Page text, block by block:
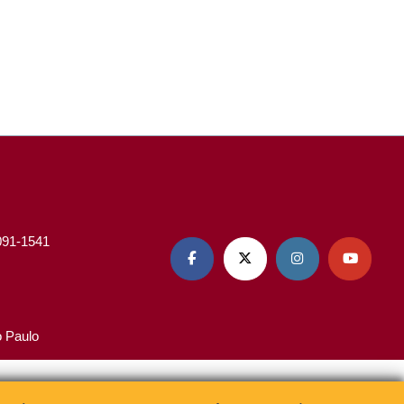
1541
   
Paulo